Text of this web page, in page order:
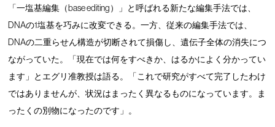
「一塩基編集（base editing）」と呼ばれる新たな編集手法では、
DNAの1塩基を巧みに改変できる。一方、従来の編集手法では、
DNAの二重らせん構造が切断されて損傷し、遺伝子全体の消失につ
ながっていた。「現在では何をすべきか、はるかによく分かってい
ます」とエグリ准教授は語る。「これで研究がすべて完了したわけ
ではありませんが、状況はまったく異なるものになっています。ま
ったくの別物になったのです」。